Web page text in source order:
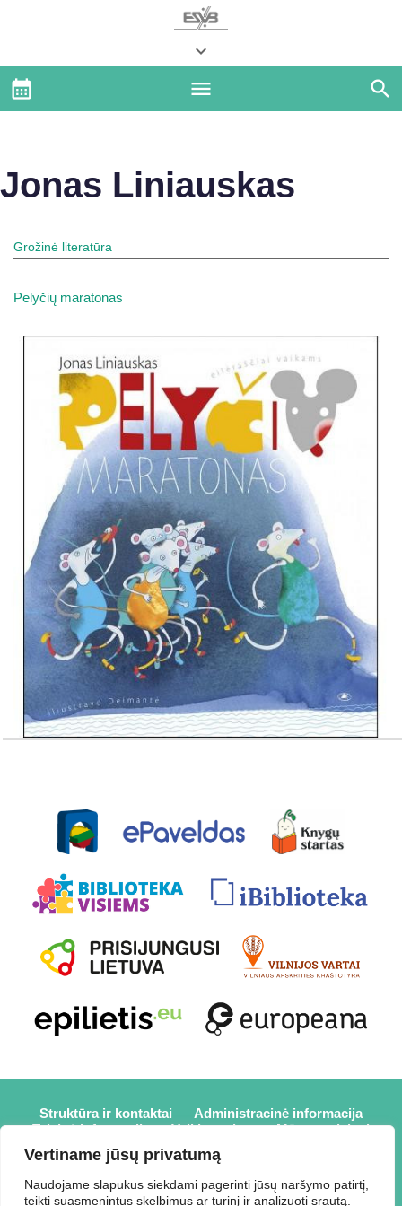
Vertiname jūsų privatumą
Naudojame slapukus siekdami pagerinti jūsų naršymo patirtį,
teikti suasmenintus skelbimus ar turinį ir analizuoti srautą.
Jonas Liniauskas
Grožinė literatūra
Pelyčių maratonas
Struktūra ir kontaktai
Administracinė informacija
Teisinė informacija
Veiklos sritys
Mūsų projektai
Karjera
Partneriai
Prisijungti